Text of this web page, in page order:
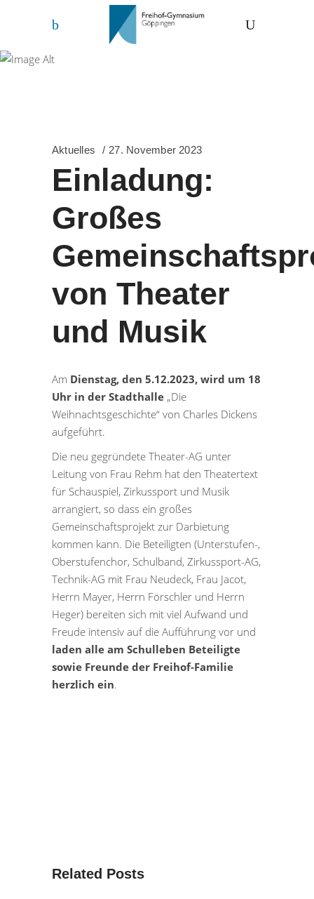
Freihof-Gymnasium
Göppingen
Aktuelles 27. November 2023
Einladung:
Großes
von Theater
und Musik
Am Dienstag, den 5.12.2023, wird um 18
Uhr in der Stadthalle „Die
Weihnachtsgeschichte“ von Charles Dickens
aufgeführt.
Die neu gegründete Theater-AG unter
Leitung von Frau Rehm hat den Theatertext
für Schauspiel, Zirkussport und Musik
arrangiert, so dass ein großes
Gemeinschaftsprojekt zur Darbietung
kommen kann. Die Beteiligten (Unterstufen-,
Oberstufenchor, Schulband, Zirkussport-AG,
Technik-AG mit Frau Neudeck, Frau Jacot,
Herrn Mayer, Herrn Förschler und Herrn
Heger) bereiten sich mit viel Aufwand und
Freude intensiv auf die Aufführung vor und
laden alle am Schulleben Beteiligte
sowie Freunde der Freihof-Familie
herzlich ein.
Related Posts